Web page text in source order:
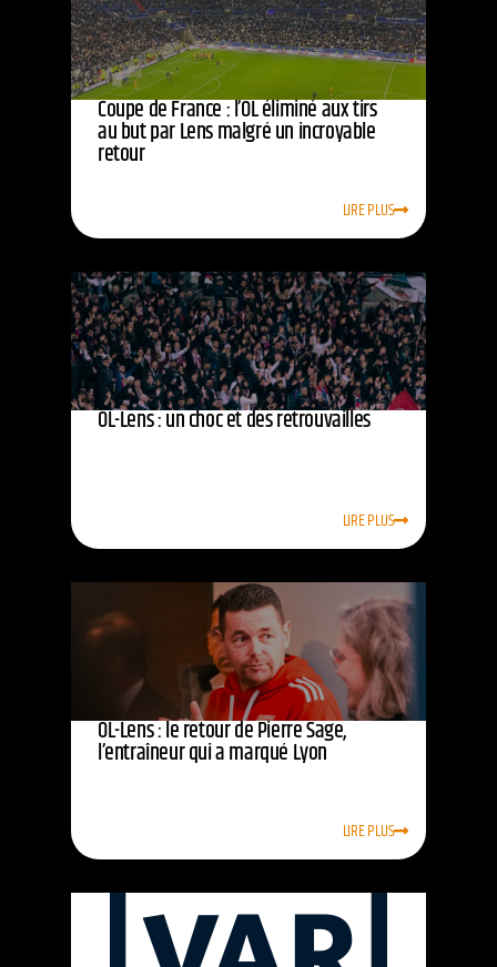
Coupe de France : l’OL éliminé aux tirs
au but par Lens malgré un incroyable
retour
LIRE PLUS
OL-Lens : un choc et des retrouvailles
LIRE PLUS
OL-Lens : le retour de Pierre Sage,
l’entraîneur qui a marqué Lyon
LIRE PLUS